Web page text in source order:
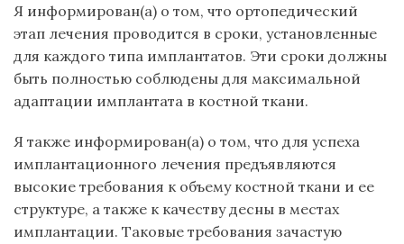
Я информирован(а) о том, что ортопедический
этап лечения проводится в сроки, установленные
для каждого типа имплантатов. Эти сроки должны
быть полностью соблюдены для максимальной
адаптации имплантата в костной ткани.
Я также информирован(а) о том, что для успеха
имплантационного лечения предъявляются
высокие требования к объему костной ткани и ее
структуре, а также к качеству десны в местах
имплантации. Таковые требования зачастую